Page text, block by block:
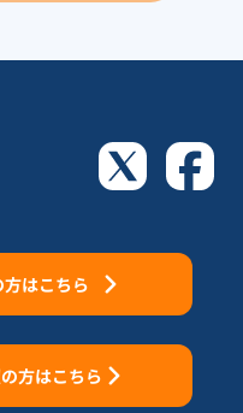
はこちら
方はこちら